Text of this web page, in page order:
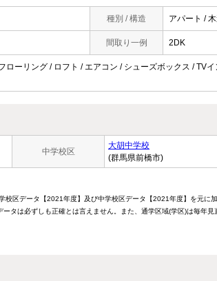
種別 / 構造 アパート /
間取り一例 2DK
ーリング / ロフト / エアコン / シューズボックス / TV
中学校区
大胡中学校
(群馬県前橋市)
区データ【2021年度】及び中学校区データ【2021年度】を元に
タは必ずしも正確とは言えません。また、通学区域(学区)は毎年見